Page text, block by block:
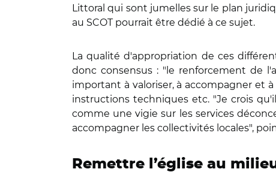
Littoral qui sont jumelles sur le plan
au SCOT pourrait être dédié à ce sujet.
La qualité d'appropriation de ces
donc consensus : "le renforcement de
important à valoriser, à accompagner et
instructions techniques etc. "Je crois
comme une vigie sur les services
accompagner les collectivités locales",
Remettre l’église au